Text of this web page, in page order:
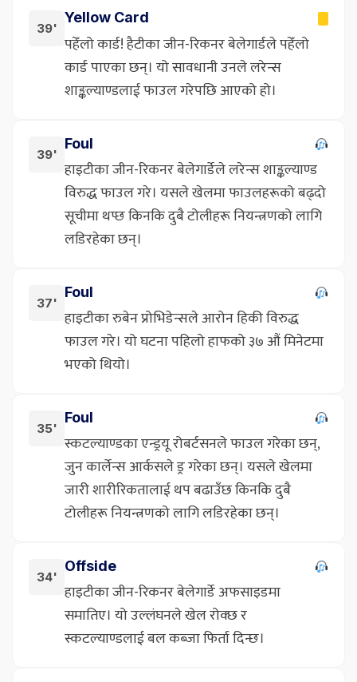
39'
Yellow Card
पहेँलो कार्ड! हैटीका जीन-रिकनर बेलेगार्डले पहेँलो
कार्ड पाएका छन्। यो सावधानी उनले लरेन्स
शाङ्कल्याण्डलाई फाउल गरेपछि आएको हो।
39'
Foul
हाइटीका जीन-रिकनर बेलेगार्डेले लरेन्स शाङ्कल्याण्ड
विरुद्ध फाउल गरे। यसले खेलमा फाउलहरूको बढ्दो
सूचीमा थप्छ किनकि दुबै टोलीहरू नियन्त्रणको लागि
लडिरहेका छन्।
37'
Foul
हाइटीका रुबेन प्रोभिडेन्सले आरोन हिकी विरुद्ध
फाउल गरे। यो घटना पहिलो हाफको ३७ औं मिनेटमा
भएको थियो।
35'
Foul
स्कटल्याण्डका एन्ड्रयू रोबर्टसनले फाउल गरेका छन्,
जुन कार्लेन्स आर्कसले ड्र गरेका छन्। यसले खेलमा
जारी शारीरिकतालाई थप बढाउँछ किनकि दुबै
टोलीहरू नियन्त्रणको लागि लडिरहेका छन्।
34'
Offside
हाइटीका जीन-रिकनर बेलेगार्डे अफसाइडमा
समातिए। यो उल्लंघनले खेल रोक्छ र
स्कटल्याण्डलाई बल कब्जा फिर्ता दिन्छ।